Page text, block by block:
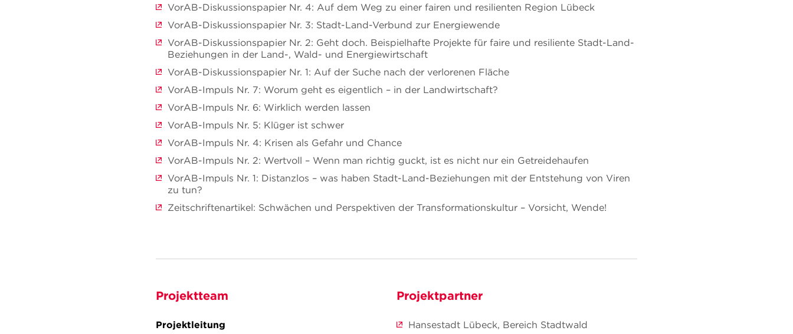
VorAB-Diskussionspapier Nr. 4: Auf dem Weg zu einer fairen und resilienten Region Lübeck
VorAB-Diskussionspapier Nr. 3: Stadt-Land-Verbund zur Energiewende
VorAB-Diskussionspapier Nr. 2: Geht doch. Beispielhafte Projekte für faire und resiliente Stadt-Land-
Beziehungen in der Land-, Wald- und Energiewirtschaft
VorAB-Diskussionspapier Nr. 1: Auf der Suche nach der verlorenen Fläche
VorAB-Impuls Nr. 7: Worum geht es eigentlich – in der Landwirtschaft?
VorAB-Impuls Nr. 6: Wirklich werden lassen
VorAB-Impuls Nr. 5: Klüger ist schwer
VorAB-Impuls Nr. 4: Krisen als Gefahr und Chance
VorAB-Impuls Nr. 2: Wertvoll – Wenn man richtig guckt, ist es nicht nur ein Getreidehaufen
VorAB-Impuls Nr. 1: Distanzlos – was haben Stadt-Land-Beziehungen mit der Entstehung von Viren
zu tun?
Zeitschriftenartikel: Schwächen und Perspektiven der Transformationskultur – Vorsicht, Wende!
Projektteam
Projektleitung
Projektpartner
Hansestadt Lübeck, Bereich Stadtwald